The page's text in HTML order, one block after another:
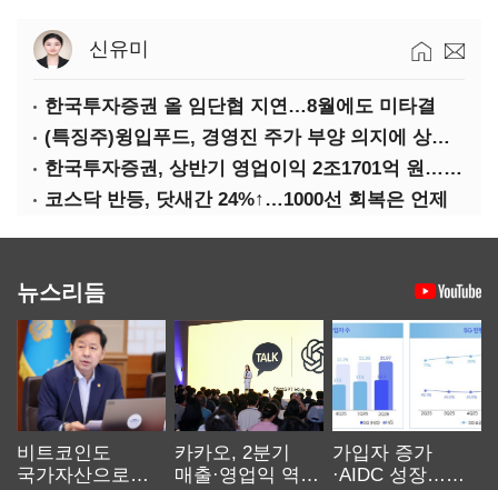
신유미
한국투자증권 올 임단협 지연…8월에도 미타결
(특징주)윙입푸드, 경영진 주가 부양 의지에 상한가
한국투자증권, 상반기 영업이익 2조1701억 원… 전년비 89.1%↑
코스닥 반등, 닷새간 24%↑…1000선 회복은 언제
뉴스리듬
비트코인도
국가자산으로…'
카카오, 2분기
매출·영업익 역대
가입자 증가
·AIDC 성장…